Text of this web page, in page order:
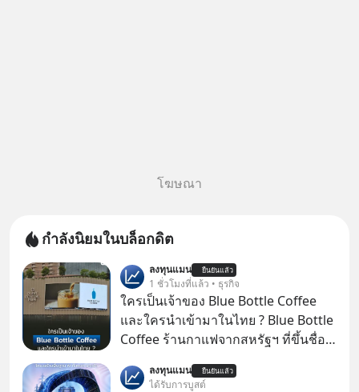
โฆษณา
กำลังนิยมในบล็อกดิต
ลงทุนแมน ยืนยันแล้ว
1 ชั่วโมงที่แล้ว • ธุรกิจ
ใครเป็นเจ้าของ Blue Bottle Coffee
และใครนำเข้ามาในไทย ? Blue Bottle
Coffee ร้านกาแฟจากสหรัฐฯ ที่ขึ้นชื่อ
แรกในประเทศไทย ที่ Central Park
ลงทุนแมน ยืนยันแล้ว
ได้รับการบูสต์